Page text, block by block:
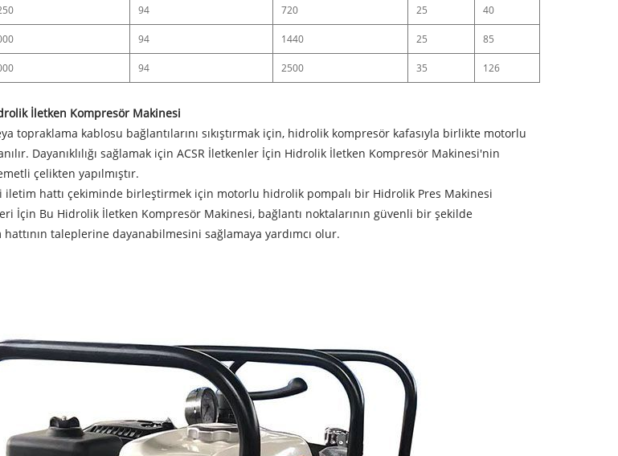
94 720 25 40
94 1440 25 85
94 2500 35 126
İletken Kompresör Makinesi
topraklama kablosu bağlantılarını sıkıştırmak için, hidrolik kompresör kafasıyla birlikte motorlu
Dayanıklılığı sağlamak için ACSR İletkenler İçin Hidrolik İletken Kompresör Makinesi'nin
çelikten yapılmıştır.
iletim hattı çekiminde birleştirmek için motorlu hidrolik pompalı bir Hidrolik Pres Makinesi
İçin Bu Hidrolik İletken Kompresör Makinesi, bağlantı noktalarının güvenli bir şekilde
hattının taleplerine dayanabilmesini sağlamaya yardımcı olur.